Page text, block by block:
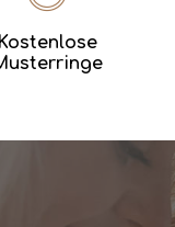
Kostenlose